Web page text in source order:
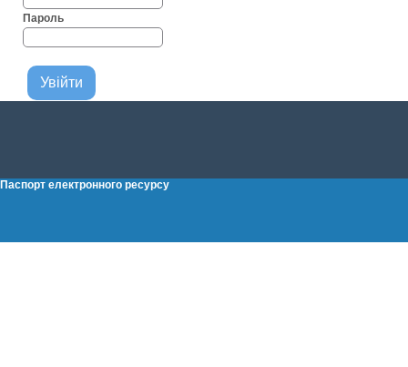
Пароль
Паспорт електронного ресурсу